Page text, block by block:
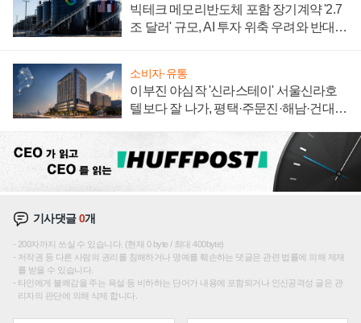
빅테크 메모리반도체 포함 장기계약 '2.7
조 달러' 규모, AI 투자 위축 우려와 반대
소비자·유통
이부진 야심작 '신라스테이' 서울신라호
텔보다 잘 나가, 평택·주문진·해남·건대로
기사댓글0개
200자까지 쓰실 수 있습니다. (현재 0 byte / 최대 400byte)
저작권 등 다른 사람의 권리를 침해하거나 명예를 훼손하는 댓글은 관련 법률에 의해 제재
를 받을 수 있습니다.
타인에게 불쾌감을 주는 욕설 등 비하하는 단어가 내용에 포함되거나 인신공격성 글은 관
리자의 판단에 의해 삭제 합니다.